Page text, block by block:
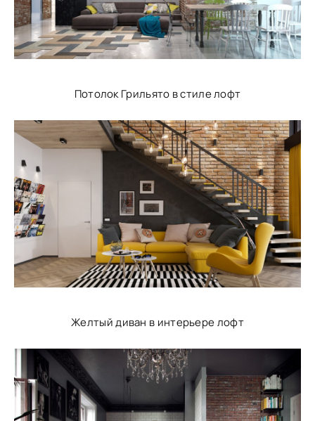
Потолок Грильято в стиле лофт
Желтый диван в интерьере лофт